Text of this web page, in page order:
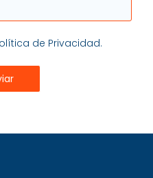
de Privacidad.